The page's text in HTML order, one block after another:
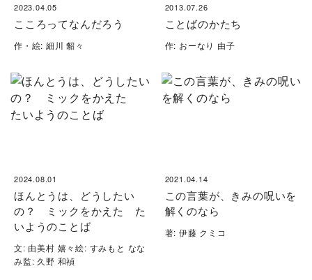
2023.04.05
こころってなんだろう
作・絵: 細川 貂々
2013.07.26
ことばのかたち
作: おーなり 由子
2024.08.01
ほんとうは、どうしたい
の？ ミックをかえた た
いようのことば
文: 由美村 嬉々絵: すみもと なな
み監: 久野 和禎
2021.04.14
この言葉が、きみの呪いを
解くのなら
著: 伊藤 クミコ